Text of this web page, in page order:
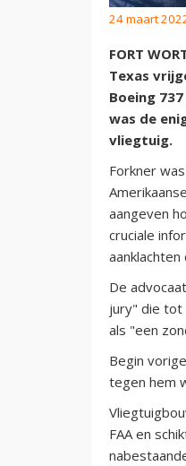
24 maart
FORT
Texas
Boeing
was de
vliegtuig.
Forkner
aangeven
cruciale
De
jury" die tot
als "een
Begin
tegen hem
FAA en